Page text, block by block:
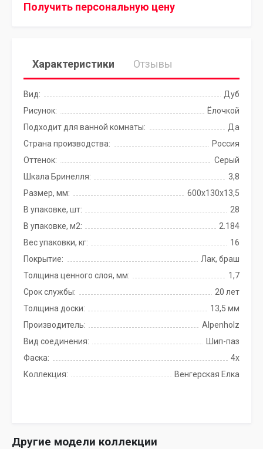
Получить персональную цену
Характеристики Отзывы
Вид:
Дуб
Рисунок:
Ёлочкой
Подходит для ванной комнаты:
Да
Страна производства:
Россия
Оттенок:
Серый
Шкала Бринелля:
3,8
Размер, мм:
600х130х13,5
В упаковке, шт:
28
В упаковке, м2:
2.184
Вес упаковки, кг:
16
Покрытие:
Лак, браш
Толщина ценного слоя, мм:
1,7
Срок службы:
20 лет
Толщина доски:
13,5 мм
Производитель:
Alpenholz
Вид соединения:
Шип-паз
Фаска:
4x
Коллекция:
Венгерская Елка
Другие модели коллекции